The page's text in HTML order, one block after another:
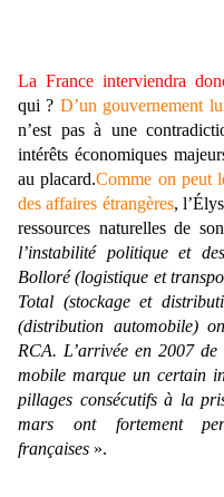
La France interviendra
qui ? D’un gouvernement
n’est pas à une
intérêts économiques
au placard.Comme on peut
des affaires étrangères,
ressources naturelles de
l’instabilité politique et
Bolloré (logistique et
Total (stockage et
(distribution automobile)
RCA. L’arrivée en 2007
mobile marque un certain
pillages consécutifs à la
mars ont fortement
françaises ».